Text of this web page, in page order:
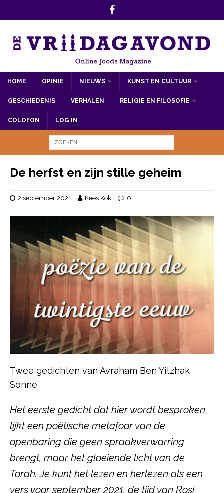
HOME OPINIE NIEUWS KUNST EN CULTUUR
GESCHIEDENIS VERHALEN RELIGIE EN FILOSOFIE
COLOFON LOG IN
De herfst en zijn stille geheim
2 september 2021 Kees Kok 0
Twee gedichten van Avraham Ben Yitzhak
Sonne
Het eerste gedicht dat hierwordt besproken
lijkt een poëtische metafoor van de
openbaring die geen spraakverwarring
brengt, maar het gloeiende licht van de
Torah. Je kunt het lezen en herlezen als een
vers voor september 2021, de tijd van Rosj